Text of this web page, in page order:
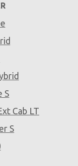
S
Cab LT
S